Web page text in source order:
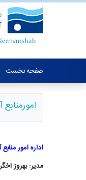
صفحه نخست
اداره امور
مدیر: بهروز اخگر